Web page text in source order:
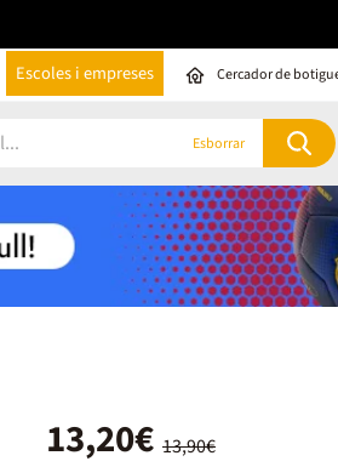
Escoles i empreses Cercador de
Esborrar
13,90€
13,20€